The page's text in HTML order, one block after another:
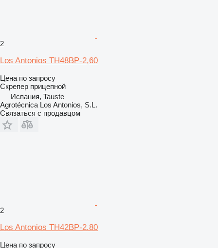
2
Los Antonios TH48BP-2,60
Цена по запросу
Скрепер прицепной
Испания, Tauste
Agrotécnica Los Antonios, S.L.
Связаться с продавцом
2
Los Antonios TH42BP-2.80
Цена по запросу